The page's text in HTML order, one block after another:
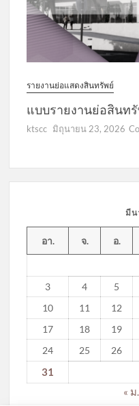
รายงานย่อแสดงสินทรัพย์
แบบรายงานย่อสินท
ktscc มิถุนายน 23, 2026
มีน
อา. จ. อ.
3 4 5
10
11 12
17
18 19
24
25 26
31
«